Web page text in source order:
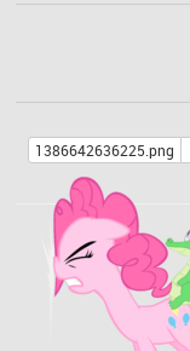
1386642636225.png